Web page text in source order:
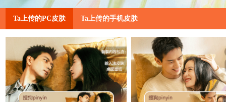
Ta上传的PC皮肤 Ta上传的手机皮肤